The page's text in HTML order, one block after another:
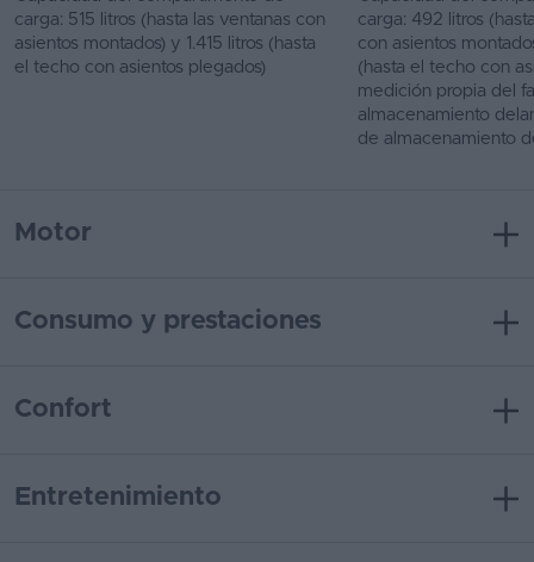
carga: 515 litros (hasta las ventanas con
asientos montados) y 1.415 litros (hasta
el techo con asientos plegados)
carga: 492 litros
con asientos
(hasta el techo con
medición propia del
almacenamiento
de almacenamiento
Motor
Consumo y prestaciones
Confort
Entretenimiento